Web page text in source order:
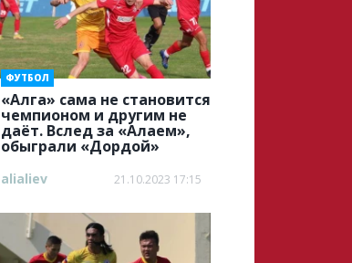
«Алга» cама не становится
чемпионом и другим не
даёт. Вслед за «Алаем»,
обыграли «Дордой»
ФУТБОЛ
alialiev 21.10.2023 17:15